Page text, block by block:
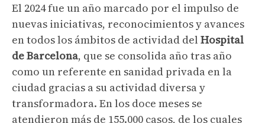
El 2024 fue un año marcado por el impulso de
nuevas iniciativas, reconocimientos y avances
en todos los ámbitos de actividad del Hospital
de Barcelona, que se consolida año tras año
como un referente en sanidad privada en la
ciudad gracias a su actividad diversa y
transformadora. En los doce meses se
atendieron más de 155.000 casos, de los cuales